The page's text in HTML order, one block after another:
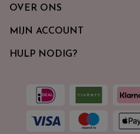
OVER ONS
MIJN ACCOUNT
HULP NODIG?